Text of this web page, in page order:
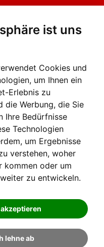
ist uns
Cookies und
um Ihnen ein
Erlebnis zu
die Werbung, die Sie
Ihre Bedürfnisse
Technologien
um Ergebnisse
verstehen, woher
kommen oder um
zu entwickeln.
lehne ab
sumzug
Liezen
BLO24.at werben?
(0)664 2226600
Impressum
Datenschutz